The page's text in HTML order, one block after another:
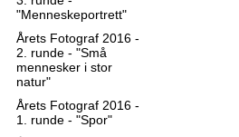
"Menneskeportrett"
Årets Fotograf 2016 -
2. runde - "Små
mennesker i stor
natur"
Årets Fotograf 2016 -
1. runde - "Spor"